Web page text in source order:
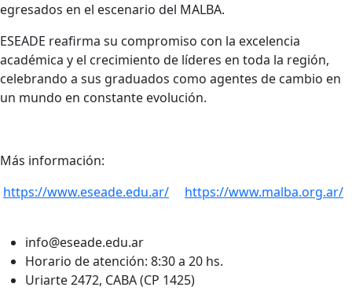
egresados en el escenario del MALBA.
ESEADE reafirma su compromiso con la excelencia
académica y el crecimiento de líderes en toda la región,
celebrando a sus graduados como agentes de cambio en
un mundo en constante evolución.
Más información:
https://www.eseade.edu.ar/
https://www.malba.org.ar/
info@eseade.edu.ar
Horario de atención: 8:30 a 20 hs.
Uriarte 2472, CABA (CP 1425)